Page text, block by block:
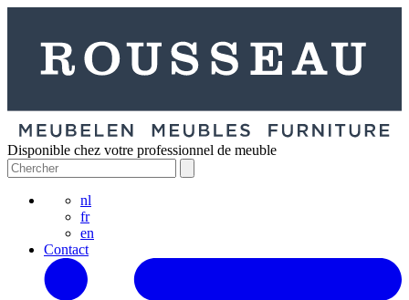
Disponible chez votre professionnel de meuble
nl
fr
en
Contact